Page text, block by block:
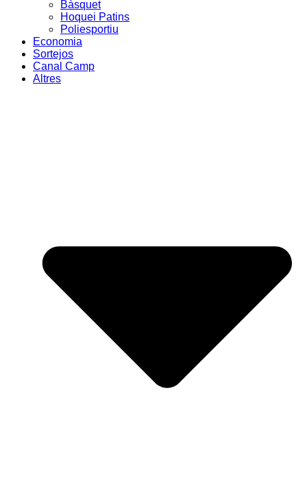
Bàsquet
Hoquei Patins
Poliesportiu
Economia
Sortejos
Canal Camp
Altres